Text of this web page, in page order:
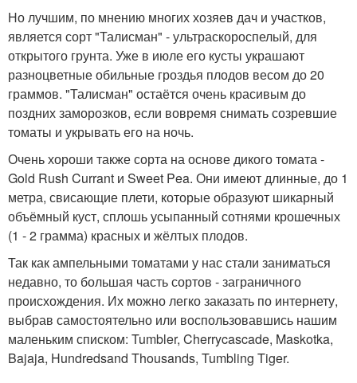
Но лучшим, по мнению многих хозяев дач и участков,
является сорт "Талисман" - ультраскороспелый, для
открытого грунта. Уже в июле его кусты украшают
разноцветные обильные гроздья плодов весом до 20
граммов. "Талисман" остаётся очень красивым до
поздних заморозков, если вовремя снимать созревшие
томаты и укрывать его на ночь.
Очень хороши также сорта на основе дикого томата -
Gold Rush Currant и Sweet Pea. Они имеют длинные, до 1
метра, свисающие плети, которые образуют шикарный
объёмный куст, сплошь усыпанный сотнями крошечных
(1 - 2 грамма) красных и жёлтых плодов.
Так как ампельными томатами у нас стали заниматься
недавно, то большая часть сортов - заграничного
происхождения. Их можно легко заказать по интернету,
выбрав самостоятельно или воспользовавшись нашим
маленьким списком: Tumbler, Cherrycascade, Maskotka,
Bajaja, Hundredsand Thousands, Tumbling Tiger.